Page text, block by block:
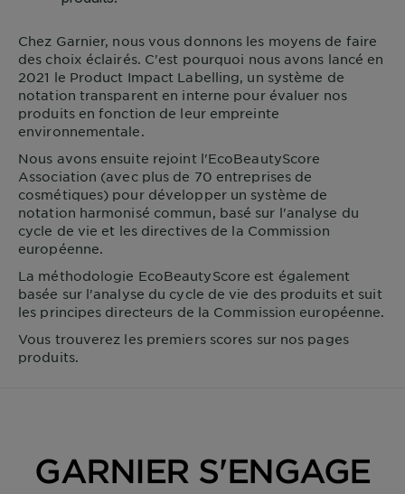
Chez Garnier, nous vous donnons les moyens de faire
des choix éclairés. C'est pourquoi nous avons lancé en
2021 le Product Impact Labelling, un système de
notation transparent en interne pour évaluer nos
produits en fonction de leur empreinte
environnementale.
Nous avons ensuite rejoint l'EcoBeautyScore
Association (avec plus de 70 entreprises de
cosmétiques) pour développer un système de
notation harmonisé commun, basé sur l'analyse du
cycle de vie et les directives de la Commission
européenne.
La méthodologie EcoBeautyScore est également
basée sur l'analyse du cycle de vie des produits et suit
les principes directeurs de la Commission européenne.
Vous trouverez les premiers scores sur nos pages
produits.
GARNIER S'ENGAGE